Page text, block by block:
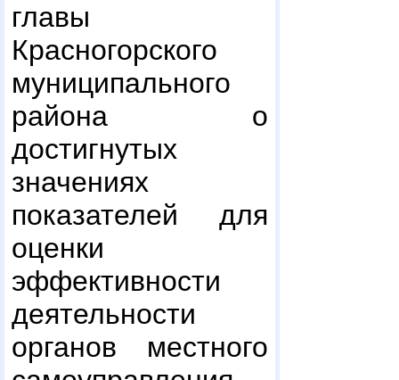
главы
Красногорского
муниципального
района о
достигнутых
значениях
показателей для
оценки
эффективности
деятельности
органов местного